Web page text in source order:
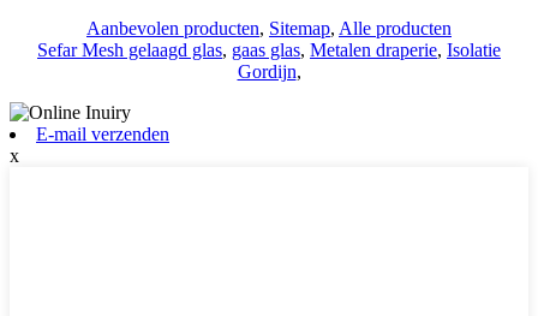
Aanbevolen producten, Sitemap, Alle producten
Sefar Mesh gelaagd glas, gaas glas, Metalen draperie, Isolatie
Gordijn,
E-mail verzenden
x